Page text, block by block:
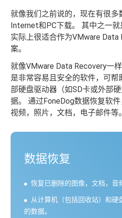
就像我们之前说的，现在有很多
Internet和PC下载。 其中之一
实际上很适合作为VMware Data
案。
就像VMware Data Recovery一样
是非常容易且安全的软件，可帮
部硬盘驱动器（如SD卡或外部
据。 通过FoneDog数据恢复软
视频，照片，文档，电子邮件等。
数据恢复
恢复已删除的图像，文档，音
从计算机（包括回收站）和硬
的数据。